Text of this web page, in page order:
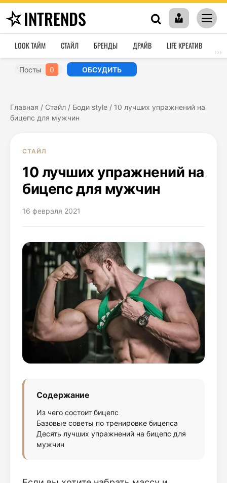
INTRENDS
LOOK ТАЙМ СТАЙЛ БРЕНДЫ ДРАЙВ LIFE КРЕАТИВ
›››
Посты 0 ОБСУДИТЬ
Главная / Стайл / Боди style / 10 лучших упражнений на
бицепс для мужчин
СТАЙЛ
10 лучших упражнений на
бицепс для мужчин
16 февраля 2021
Содержание
Из чего состоит бицепс
Базовые советы по тренировке бицепса
Десять лучших упражнений на бицепс для
мужчин